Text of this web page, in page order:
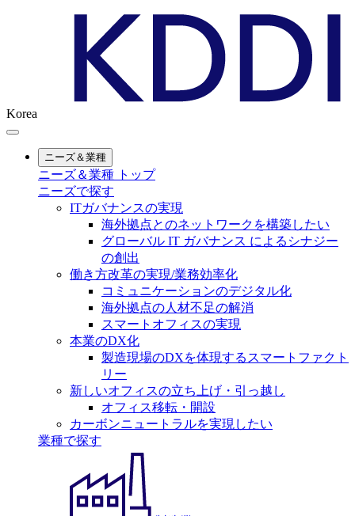
Korea
ニーズ＆業種
ニーズ＆業種 トップ
ニーズで探す
ITガバナンスの実現
海外拠点とのネットワークを構築したい
グローバル IT ガバナンス によるシナジー
の創出
働き方改革の実現/業務効率化
コミュニケーションのデジタル化
海外拠点の人材不足の解消
スマートオフィスの実現
本業のDX化
製造現場のDXを体現するスマートファクト
リー
新しいオフィスの立ち上げ・引っ越し
オフィス移転・開設
カーボンニュートラルを実現したい
業種で探す